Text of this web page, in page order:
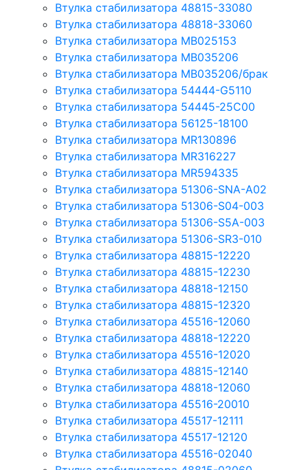
Втулка стабилизатора 48815-33080
Втулка стабилизатора 48818-33060
Втулка стабилизатора MB025153
Втулка стабилизатора MB035206
Втулка стабилизатора MB035206/брак
Втулка стабилизатора 54444-G5110
Втулка стабилизатора 54445-25C00
Втулка стабилизатора 56125-18100
Втулка стабилизатора MR130896
Втулка стабилизатора MR316227
Втулка стабилизатора MR594335
Втулка стабилизатора 51306-SNA-A02
Втулка стабилизатора 51306-S04-003
Втулка стабилизатора 51306-S5A-003
Втулка стабилизатора 51306-SR3-010
Втулка стабилизатора 48815-12220
Втулка стабилизатора 48815-12230
Втулка стабилизатора 48818-12150
Втулка стабилизатора 48815-12320
Втулка стабилизатора 45516-12060
Втулка стабилизатора 48818-12220
Втулка стабилизатора 45516-12020
Втулка стабилизатора 48815-12140
Втулка стабилизатора 48818-12060
Втулка стабилизатора 45516-20010
Втулка стабилизатора 45517-12111
Втулка стабилизатора 45517-12120
Втулка стабилизатора 45516-02040